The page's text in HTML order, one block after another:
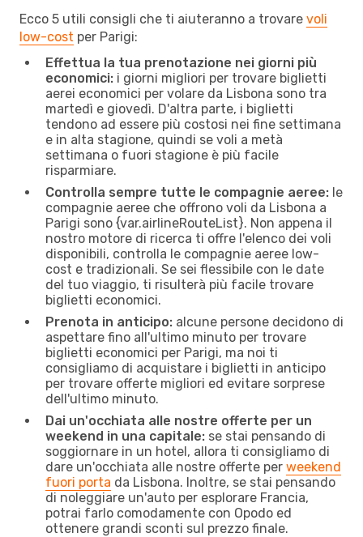
Ecco 5 utili consigli che ti aiuteranno a trovare voli
low-cost per Parigi:
Effettua la tua prenotazione nei giorni più
economici: i giorni migliori per trovare biglietti
aerei economici per volare da Lisbona sono tra
martedì e giovedì. D'altra parte, i biglietti
tendono ad essere più costosi nei fine settimana
e in alta stagione, quindi se voli a metà
settimana o fuori stagione è più facile
risparmiare.
Controlla sempre tutte le compagnie aeree: le
compagnie aeree che offrono voli da Lisbona a
Parigi sono {​var.airlineRouteList}. Non appena il
nostro motore di ricerca ti offre l'elenco dei voli
disponibili, controlla le compagnie aeree low-
cost e tradizionali. Se sei flessibile con le date
del tuo viaggio, ti risulterà più facile trovare
biglietti economici.
Prenota in anticipo: alcune persone decidono di
aspettare fino all'ultimo minuto per trovare
biglietti economici per Parigi, ma noi ti
consigliamo di acquistare i biglietti in anticipo
per trovare offerte migliori ed evitare sorprese
dell'ultimo minuto.
Dai un'occhiata alle nostre offerte per un
weekend in una capitale: se stai pensando di
soggiornare in un hotel, allora ti consigliamo di
dare un'occhiata alle nostre offerte per weekend
fuori porta da Lisbona. Inoltre, se stai pensando
di noleggiare un'auto per esplorare Francia,
potrai farlo comodamente con Opodo ed
ottenere grandi sconti sul prezzo finale.